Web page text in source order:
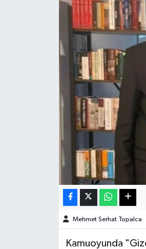
Mehmet Serhat Topalca
Kamuoyunda
Kültür Sanat
Manşet Altı
Resmi İlan
SürManşet